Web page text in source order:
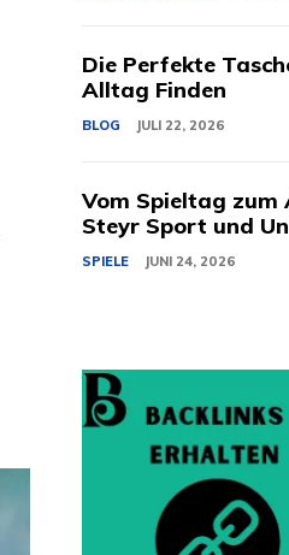
Die Perfekte
Alltag Finden
BLOG JULI 22, 2026
Vom Spieltag zum
Steyr Sport und
SPIELE JUNI 24, 2026